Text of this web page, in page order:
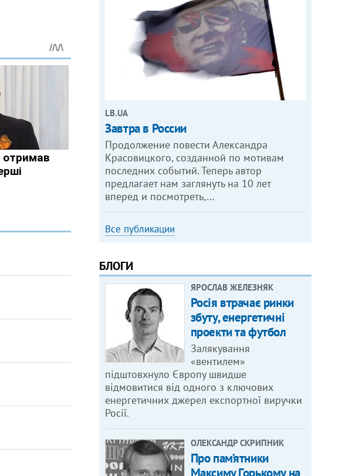
LB.UA
Завтра в России
Продолжение повести Александра
Красовицкого, созданной по мотивам
последних событий. Теперь автор
предлагает нам заглянуть на 10 лет
вперед и посмотреть,…
Все публикации
БЛОГИ
ЯРОСЛАВ ЖЕЛЕЗНЯК
Росія втрачає ринки
збуту, енергетичні
проекти та футбол
Залякування
«вентилем»
підштовхнуло Європу швидше
відмовитися від одного з ключових
енергетичних джерел експортної виручки
Росії.
ОЛЕКСАНДР СКРИПНИК
Про пам’ятники
Максиму Горькому на